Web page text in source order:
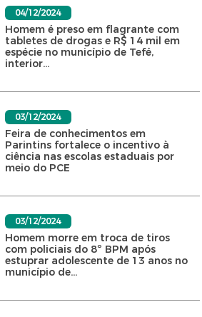
04/12/2024
Homem é preso em flagrante com
tabletes de drogas e R$ 14 mil em
espécie no município de Tefé,
interior...
03/12/2024
Feira de conhecimentos em
Parintins fortalece o incentivo à
ciência nas escolas estaduais por
meio do PCE
03/12/2024
Homem morre em troca de tiros
com policiais do 8º BPM após
estuprar adolescente de 13 anos no
município de...